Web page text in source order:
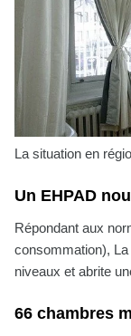
La situation en
Un EHPAD
Répondant aux
consommation),
niveaux et abrite
66 chambres